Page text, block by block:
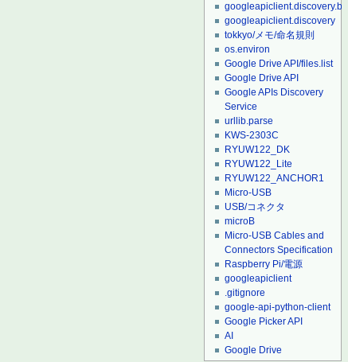
googleapiclient.discovery
tokkyo/メモ/命名規則
os.environ
Google Drive API/files.list
Google Drive API
Google APIs Discovery
Service
urllib.parse
KWS-2303C
RYUW122_DK
RYUW122_Lite
RYUW122_ANCHOR1
Micro-USB
USB/コネクタ
microB
Micro-USB Cables and
Connectors Specification
Raspberry Pi/電源
googleapiclient
.gitignore
google-api-python-client
Google Picker API
AI
Google Drive